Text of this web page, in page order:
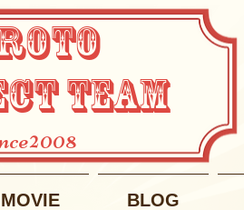
TEAM
BLOG